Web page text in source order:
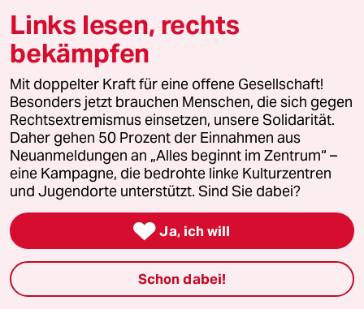
ePaper Login
Downloads für Abonnierende
© 2026 taz Verlags und Vertriebs GmbH
Alle Rechte vorbehalten. Bei rechtlichen Fragen oder für Genehmigungen
wenden Sie sich bitte anlizenzen@taz.de
Feedback Redaktionsstatut
Leitlinie Informant Datenschutz Impressum AGB
Seitenwende Einwilligungen widerrufen (Ads)
Links lesen, rechts
bekämpfen
Mit doppelter Kraft für eine offene Gesellschaft!
Besonders jetzt brauchen Menschen, die sich gegen
Rechtsextremismus einsetzen, unsere Solidarität.
Daher gehen 50 Prozent der Einnahmen aus
Neuanmeldungen an „Alles beginnt im Zentrum“ –
eine Kampagne, die bedrohte linke Kulturzentren
und Jugendorte unterstützt. Sind Sie dabei?
 Ja, ich will
Schon dabei!